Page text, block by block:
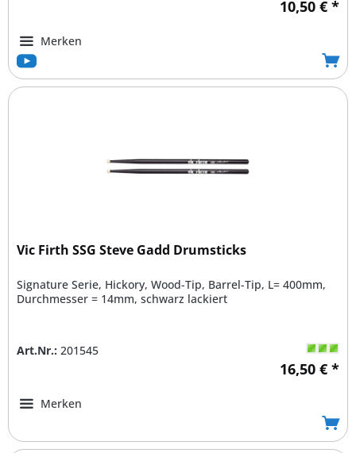
10,50 € *
Merken
Vic Firth SSG Steve Gadd Drumsticks
Signature Serie, Hickory, Wood-Tip, Barrel-Tip, L= 400mm,
Durchmesser = 14mm, schwarz lackiert
Art.Nr.: 201545
16,50 € *
Merken